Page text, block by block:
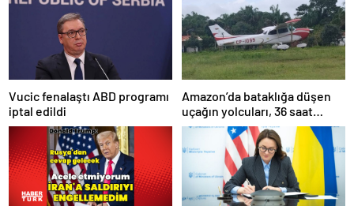
Vucic fenalaştı ABD programı
iptal edildi
Amazon’da bataklığa düşen
uçağın yolcuları, 36 saat
kurtarılmayı bekledi